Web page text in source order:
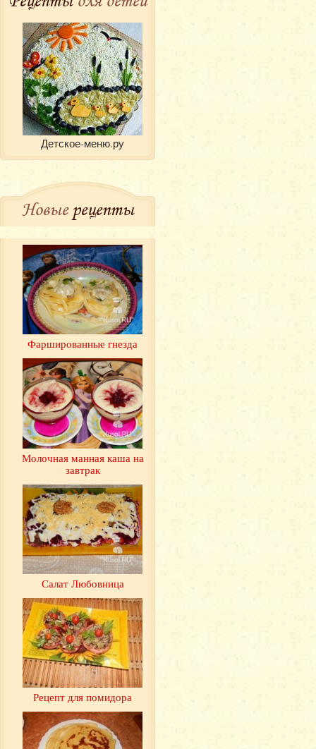
Детское-меню.ру
Новыерецепты
Фаршированные гнезда
Молочная манная каша на
завтрак
Салат Любовница
Рецепт для помидора